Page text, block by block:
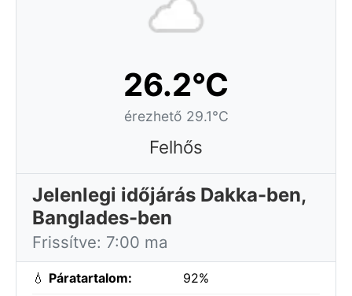
26.2°C
érezhető 29.1°C
Felhős
Jelenlegi időjárás Dakka-ben,
Banglades-ben
Frissítve: 7:00 ma
💧 Páratartalom: 92%